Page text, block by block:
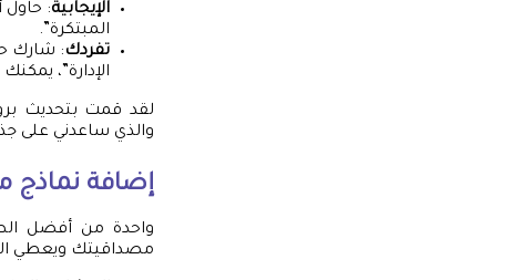
الإيجابية: حاول
المبتكرة”.
تفردك: شارك
الإدارة”،
لقد قمت بتحديث
والذي ساعدني على
إضافة نماذج
واحدة من أفضل
مصداقيتك ويعطي